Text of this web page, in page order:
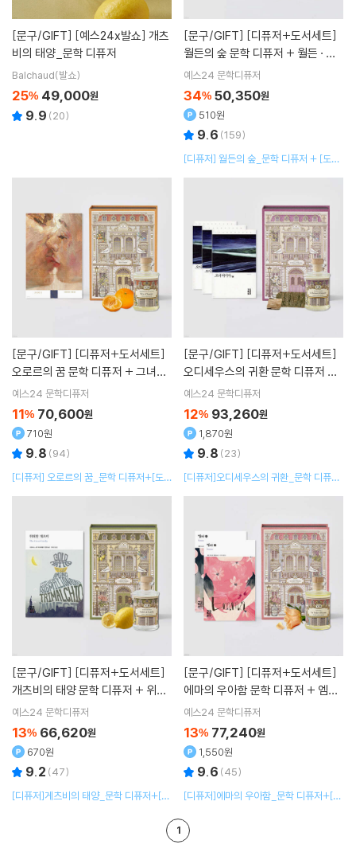
[문구/GIFT]
비의 태양_문학 디퓨저
Balchaud(발쇼)
25% 49,000원
9.9 (20)
[문구/GIFT]
월든의 숲 문학 디퓨저 + 월든 · 시
민 불복종 소설 세트
예스24 문학디퓨저
34% 50,350원
510원
9.6 (159)
[디퓨저] 월든의 숲_문학 디퓨저 + [도서]
[문구/GIFT]
오로르의 꿈 문학 디퓨저 + 그녀와
그 소설 세트
예스24 문학디퓨저
11% 70,600원
710원
9.8 (94)
[디퓨저] 오로르의 꿈_문학 디퓨저+[도
[문구/GIFT]
오디세우스의 귀환 문학 디퓨저 +
오디세이아(1)(2)(3)소설 세트
예스24 문학디퓨저
12% 93,260원
1,870원
9.8 (23)
[디퓨저]오디세우스의 귀환_문학 디퓨저
[문구/GIFT]
개츠비의 태양 문학 디퓨저 + 위대
한 개츠비 소설 세트
예스24 문학디퓨저
13% 66,620원
670원
9.2 (47)
[디퓨저]게츠비의 태양_문학 디퓨저+[도
[문구/GIFT]
에마의 우아함 문학 디퓨저 + 엠마
(상)(하) 소설 세트
예스24 문학디퓨저
13% 77,240원
1,550원
9.6 (45)
[디퓨저]에마의 우아함_문학 디퓨저+[도
1